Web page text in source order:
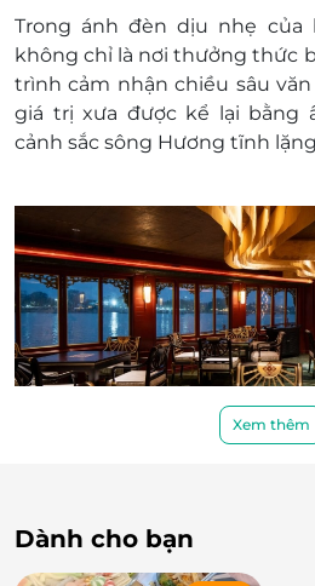
tôi hoàn toàn không
Trong ánh đèn dịu nhẹ của
không chỉ là nơi thưởng thức
trình cảm nhận chiều sâu
giá trị xưa được kể lại bằng
cảnh sắc sông Hương tĩnh
Huế
Thực đơn Dạ Yến được xây
Xem thêm
Dành cho bạn